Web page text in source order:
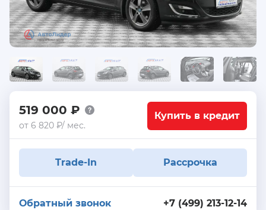
519 000 ₽
от 6 820 ₽/ мес.
Купить в кредит
Trade-In Рассрочка
+7 (499) 213-12-14
Обратный звонок